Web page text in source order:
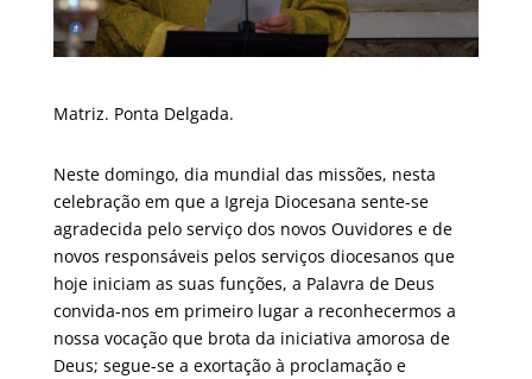
Matriz. Ponta Delgada.
Neste domingo, dia mundial das missões, nesta
celebração em que a Igreja Diocesana sente-se
agradecida pelo serviço dos novos Ouvidores e de
novos responsáveis pelos serviços diocesanos que
hoje iniciam as suas funções, a Palavra de Deus
convida-nos em primeiro lugar a reconhecermos a
nossa vocação que brota da iniciativa amorosa de
Deus; segue-se a exortação à proclamação e